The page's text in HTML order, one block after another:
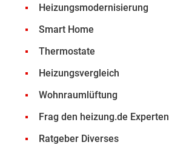
Heizungsmodernisierung
Smart Home
Thermostate
Heizungsvergleich
Wohnraumlüftung
Frag den heizung.de Experten
Ratgeber Diverses